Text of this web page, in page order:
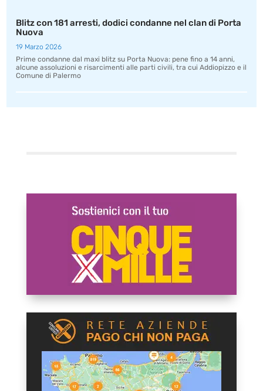
Blitz con 181 arresti, dodici condanne nel clan di Porta
Nuova
19 Marzo 2026
Prime condanne dal maxi blitz su Porta Nuova: pene fino a 14 anni,
alcune assoluzioni e risarcimenti alle parti civili, tra cui Addiopizzo e il
Comune di Palermo